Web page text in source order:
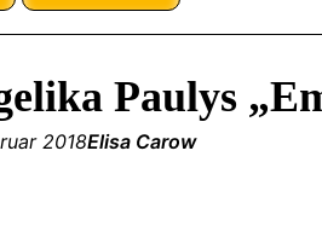
Paulys
2018Elisa Carow